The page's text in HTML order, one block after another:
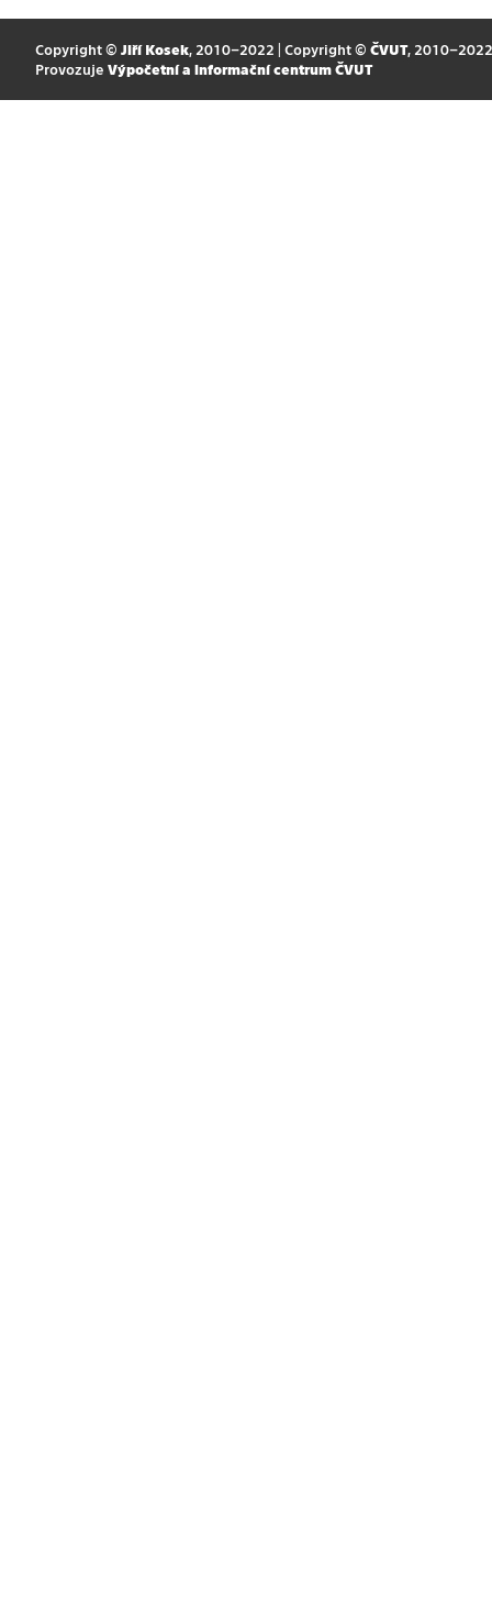
Copyright © Jiří Kosek, 2010–2022 | Copyright © ČVUT, 2010–2022
Provozuje Výpočetní a informační centrum ČVUT